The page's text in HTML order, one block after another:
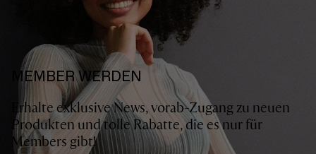
MEMBER WERDEN
Erhalte exklusive News, vorab-Zugang zu neuen
Produkten und tolle Rabatte, die es nur für
Members gibt!